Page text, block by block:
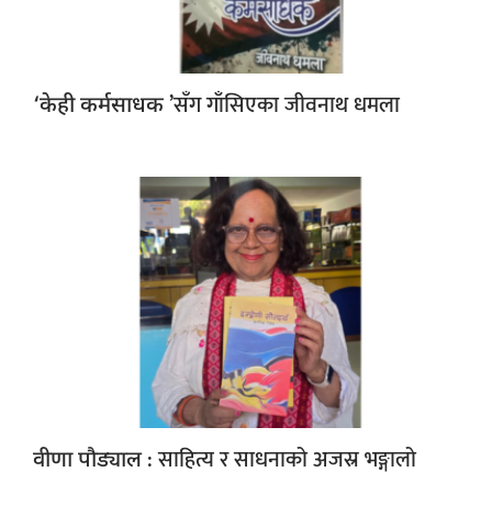
‘केही कर्मसाधक’सँग गाँसिएका जीवनाथ धमला
वीणा पौड्याल: साहित्य र साधनाको अजस्र भङ्गालो